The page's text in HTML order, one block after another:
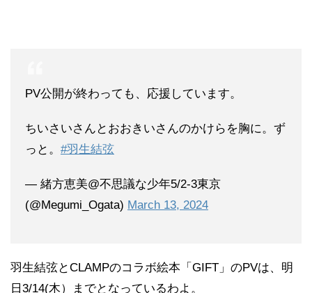
PV公開が終わっても、応援しています。
ちいさいさんとおおきいさんのかけらを胸に。ず
っと。 #羽生結弦
— 緒方恵美@不思議な少年5/2-3東京
(@Megumi_Ogata) March 13, 2024
羽生結弦とCLAMPのコラボ絵本「 GIFT 」のPVは、明
日3/14(木）までとなっているわよ。